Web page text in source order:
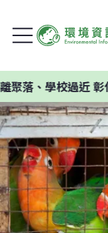
過近 彰化福漢風